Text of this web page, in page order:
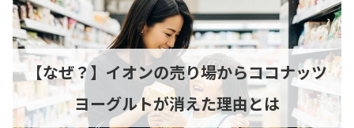
【なぜ？】イオンの売り場からココナッツ
ヨーグルトが消えた理由とは